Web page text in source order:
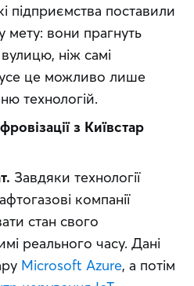
підприємства поставили
мету: вони прагнуть
ніж самі
це можливо лише
технологій.
з Київстар
Завдяки технології
компанії
стан свого
реального часу. Дані
Microsoft Azure, а потім